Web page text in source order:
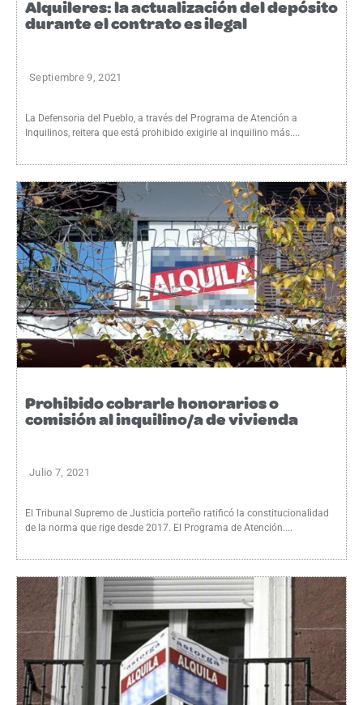
Alquileres: la actualización del depósito
durante el contrato es ilegal
Septiembre 9, 2021
La Defensoria del Pueblo, a través del Programa de Atención a
Inquilinos, reitera que está prohibido exigirle al inquilino más....
Prohibido cobrarle honorarios o
comisión al inquilino/a de vivienda
Julio 7, 2021
El Tribunal Supremo de Justicia porteño ratificó la constitucionalidad
de la norma que rige desde 2017. El Programa de Atención....